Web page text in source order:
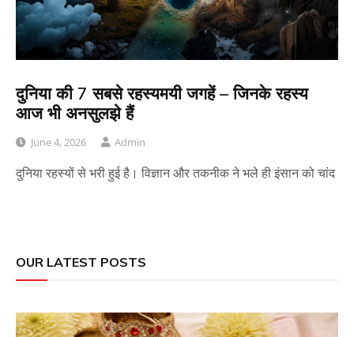
दुनिया की 7 सबसे रहस्यमयी जगहें – जिनके रहस्य
आज भी अनसुलझे हैं
June 4, 2026 Admin
दुनिया रहस्यों से भरी हुई है। विज्ञान और तकनीक ने भले ही इंसान को चांद
OUR LATEST POSTS